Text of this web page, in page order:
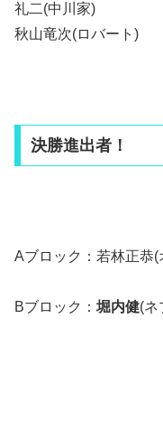
礼二(中川家)
秋山竜次(ロバート)
決勝進出者！
Aブロック： 若林正恭(
Bブロック： 堀内健(ネ